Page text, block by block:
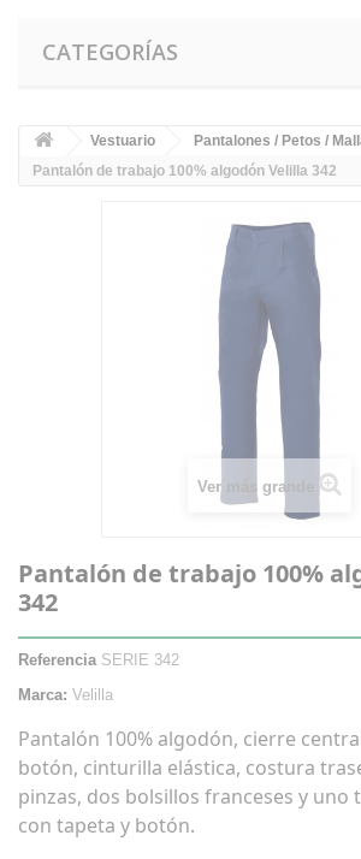
CATEGORÍAS
Vestuario
Pantalones / Petos /
Pantalón de trabajo 100% algodón Velilla 342
Ver más grande
Pantalón de trabajo 100%
342
Referencia SERIE 342
Marca: Velilla
Pantalón 100% algodón, cierre
botón, cinturilla elástica, costura
pinzas, dos bolsillos franceses y uno
con tapeta y botón.